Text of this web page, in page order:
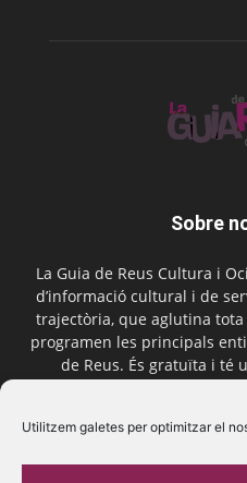
Utilitzem galetes per optimitzar el
Sobre
La Guia de Reus Cultura i
d’informació cultural i de
trajectòria, que aglutina tota
programen les principals
de Reus. És gratuïta i té